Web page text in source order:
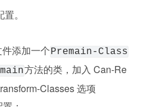
。
添加一个Premain-Class
方法的类，加入 Can-Re
Classes 选项